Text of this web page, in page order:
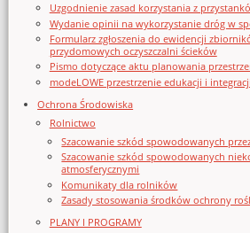
Uzgodnienie zasad korzystania z
Wydanie opinii na wykorzystanie dróg w
Formularz zgłoszenia do ewidencji
przydomowych oczyszczalni ścieków
Pismo dotyczące aktu planowania
modeLOWE przestrzenie edukacji i
Ochrona Środowiska
Rolnictwo
Szacowanie szkód spowodowanych
Szacowanie szkód spowodowanych
atmosferycznymi
Komunikaty dla rolników
Zasady stosowania środków ochrony
PLANY I PROGRAMY